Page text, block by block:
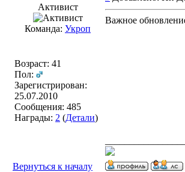
Активист
Команда: Укроп
Возраст: 41
Пол:
Зарегистрирован:
25.07.2010
Сообщения: 485
Награды: 2 (Детали)
Важное
Вернуться к началу